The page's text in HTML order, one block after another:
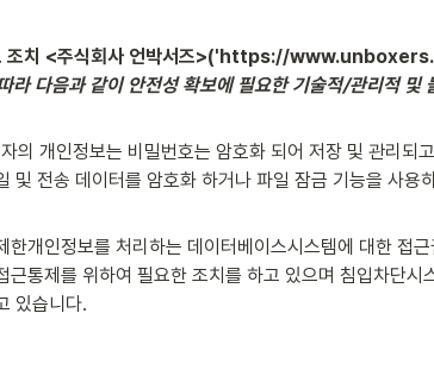
조치 <주식회사 언박서즈>('https://
라 다음과 같이 안전성 확보에 필요한 기술적/관리적 및
의 개인정보는 비밀번호는 암호화 되어 저장 및 관리되
및 전송 데이터를 암호화 하거나 파일 잠금 기능을 사용
한개인정보를 처리하는 데이터베이스시스템에 대한 접
근통제를 위하여 필요한 조치를 하고 있으며 침입차단시
있습니다.